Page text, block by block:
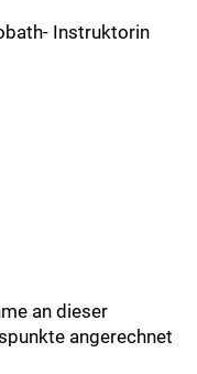
Instruktorin
an dieser
angerechnet